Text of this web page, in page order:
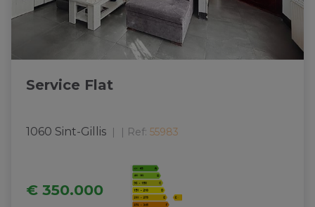
Service Flat
1060 Sint-Gillis | Ref: 55983
€ 350.000